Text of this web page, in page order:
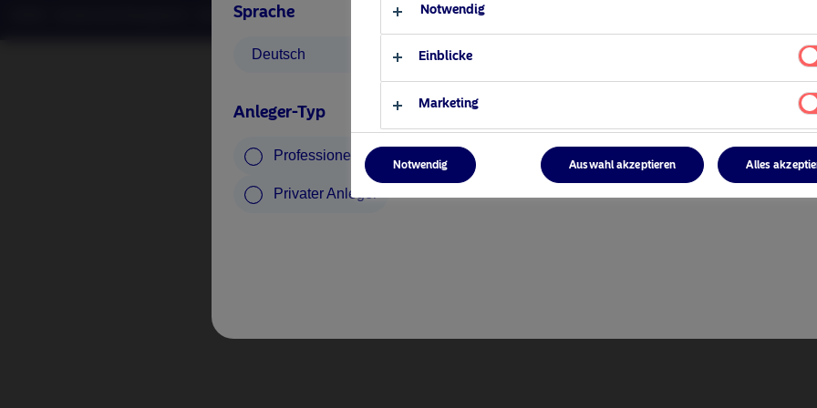
Sprache
Deutsch
Anleger-Typ
Professioneller Anleger
Privater Anleger
©2026 – Nordea Asset Management – alle Rechte vorbehalten Notwendig
Einblicke
Marketing
Notwendig Auswahl akzeptieren Alles